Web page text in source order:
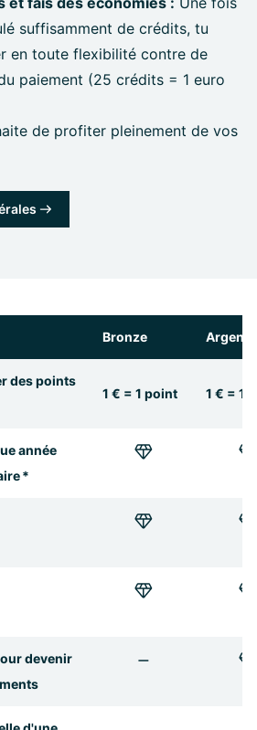
suffisamment de crédits, tu
en toute flexibilité contre de
paiement (25 crédits = 1 euro
de profiter pleinement de vos
Bronze Argent
des points
1 € = 1 point 1 € = 1
année
*
devenir